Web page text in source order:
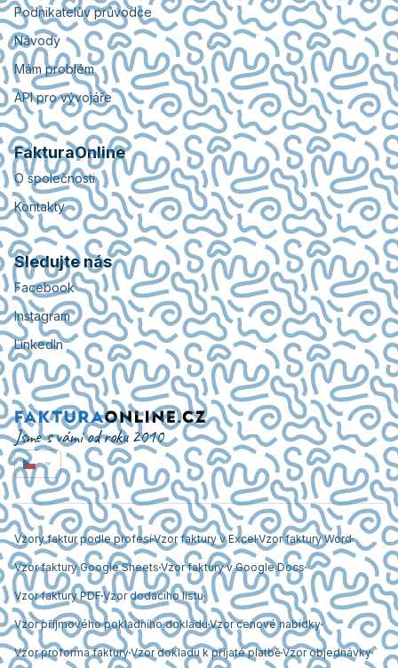
Podnikatelův průvodce
Návody
Mám problém
API pro vývojáře
FakturaOnline
O společnosti
Kontakty
Sledujte nás
Facebook
Instagram
LinkedIn
Jsme s vámi od roku 2010
Vzory faktur podle profesíVzor faktury v ExcelVzor faktury Word
Vzor faktury Google Sheets Vzor faktury v Google Docs
Vzor faktury PDF Vzor dodacího listu
Vzor příjmového pokladního dokladuVzor cenové nabídky
Vzor proforma fakturyVzor dokladu k přijaté platběVzor objednávky